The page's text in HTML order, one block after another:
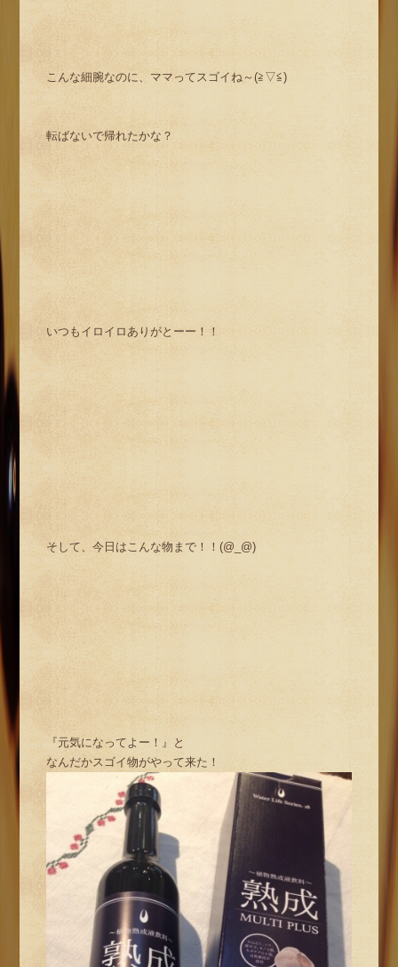
こんな細腕なのに、ママってスゴイね～(≧▽≦)
転ばないで帰れたかな？
いつもイロイロありがとーー！！
そして、今日はこんな物まで！！(@_@)
『元気になってよー！』と
なんだかスゴイ物がやって来た！